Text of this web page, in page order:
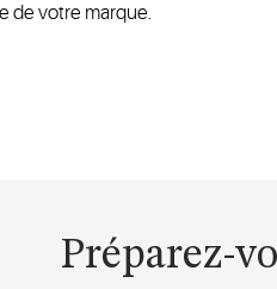
de votre marque.
Préparez-